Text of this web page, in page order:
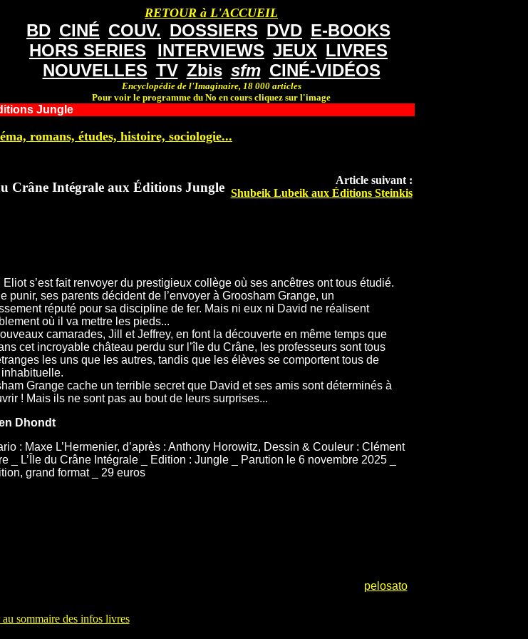
RETOUR à L'ACCUEIL
BD CINÉ COUV. DOSSIERS DVD E-BOOKS
HORS SERIES
INTERVIEWS JEUX LIVRES
NOUVELLES TV Zbis sfm CINÉ-VIDÉOS
Encyclopédie de l'Imaginaire, 18 000 articles
Pour voir le programme du No en cours cliquez sur l'image
Jungle
romans, études, histoire, sociologie...
Crâne Intégrale aux Éditions Jungle
Article suivant :
Shubeik Lubeik aux Éditions Steinkis
Eliot s’est fait renvoyer du prestigieux collège où ses ancêtres ont tous étudié.
punir, ses parents décident de l’envoyer à Groosham Grange, un
réputé pour sa discipline de fer. Mais ni eux ni David ne réalisent
où il va mettre les pieds...
camarades, Jill et Jeffrey, en font la découverte en même temps que
cet incroyable château perdu sur l’île du Crâne, les professeurs sont tous
les uns que les autres, tandis que les élèves se comportent tous de
Grange cache un terrible secret que David et ses amis sont déterminés à
! Mais ils ne sont pas au bout de leurs surprises...
Dhondt
: Maxe L’Hermenier, d’après : Anthony Horowitz, Dessin & Couleur : Clément
_ L’Île du Crâne Intégrale _ Edition : Jungle _ Parution le 6 novembre 2025 _
grand format _ 29 euros
pelosato
sommaire des infos livres